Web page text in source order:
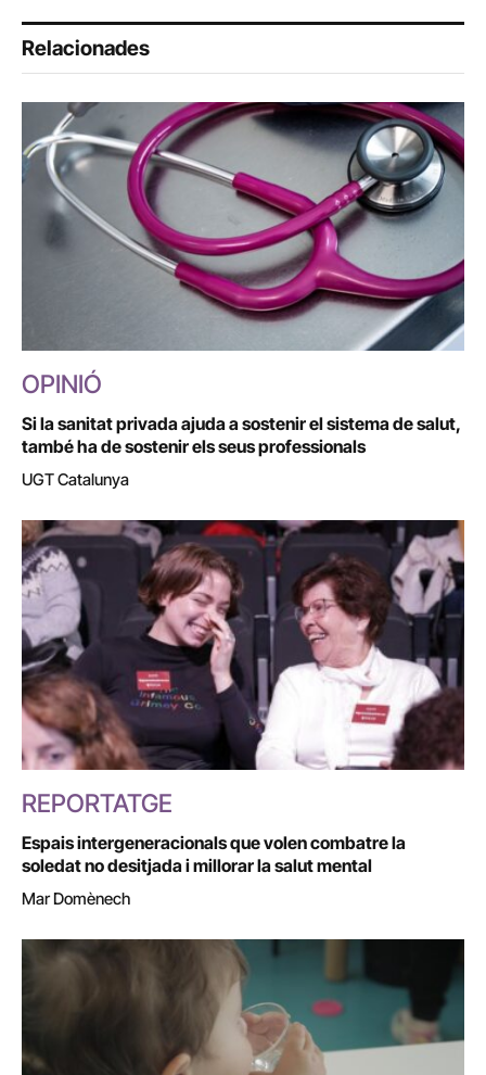
Relacionades
OPINIÓ
Si la sanitat privada ajuda a sostenir el sistema de salut,
també ha de sostenir els seus professionals
UGT Catalunya
REPORTATGE
Espais intergeneracionals que volen combatre la
soledat no desitjada i millorar la salut mental
Mar Domènech